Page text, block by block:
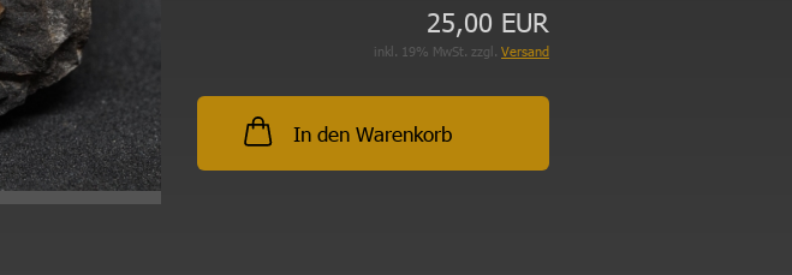
25,00 EUR
inkl. 19% MwSt. zzgl. Versand
In den Warenkorb